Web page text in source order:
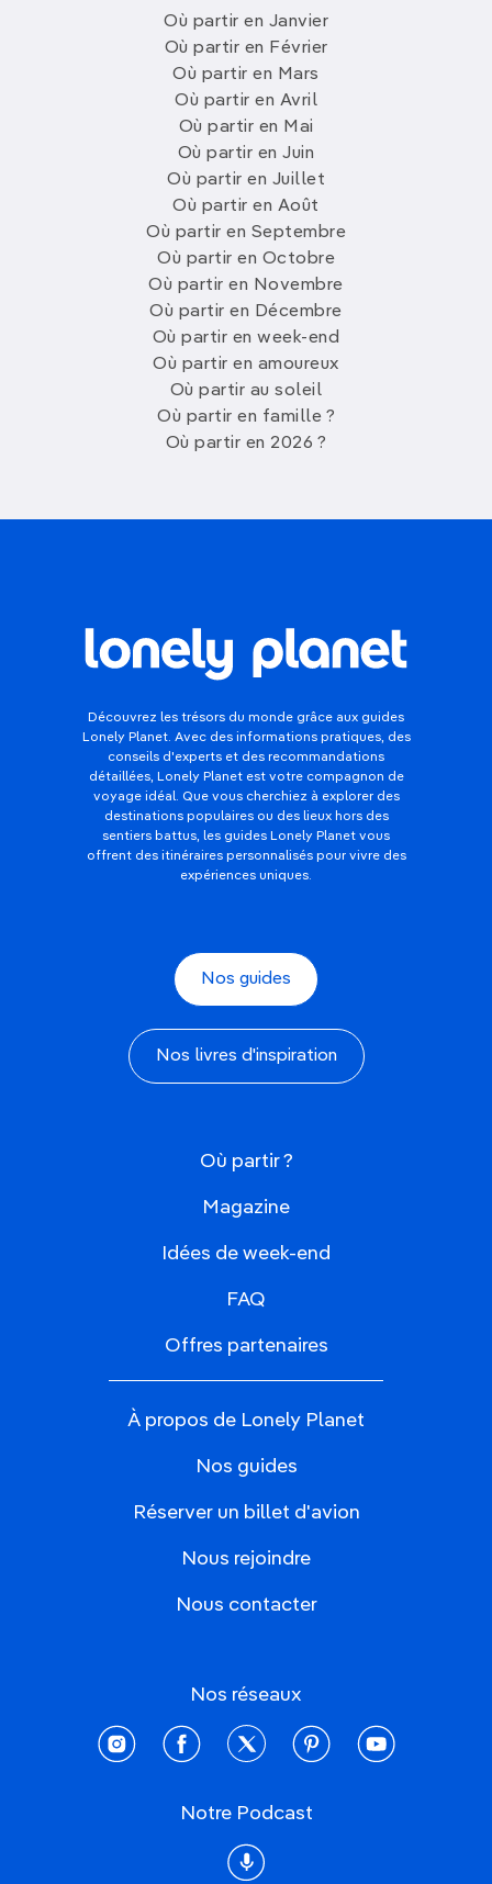
Où partir en Janvier
Où partir en Février
Où partir en Mars
Où partir en Avril
Où partir en Mai
Où partir en Juin
Où partir en Juillet
Où partir en Août
Où partir en Septembre
Où partir en Octobre
Où partir en Novembre
Où partir en Décembre
Où partir en week-end
Où partir en amoureux
Où partir au soleil
Où partir en famille ?
Où partir en 2026 ?
Découvrez les trésors du monde grâce aux guides
Lonely Planet. Avec des informations pratiques, des
conseils d'experts et des recommandations
détaillées, Lonely Planet est votre compagnon de
voyage idéal. Que vous cherchiez à explorer des
destinations populaires ou des lieux hors des
sentiers battus, les guides Lonely Planet vous
offrent des itinéraires personnalisés pour vivre des
expériences uniques.
Nos guides
Nos livres d'inspiration
Où partir ?
Magazine
Idées de week-end
FAQ
Offres partenaires
À propos de Lonely Planet
Nos guides
Réserver un billet d'avion
Nous rejoindre
Nous contacter
Nos réseaux
instagramfacebooktwitter pinterestyoutube
Notre Podcast
Podcast